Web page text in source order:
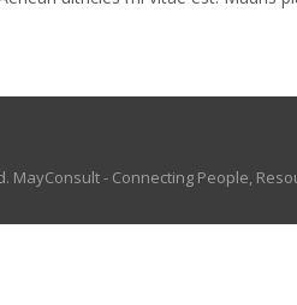
MayConsult - Connecting People,